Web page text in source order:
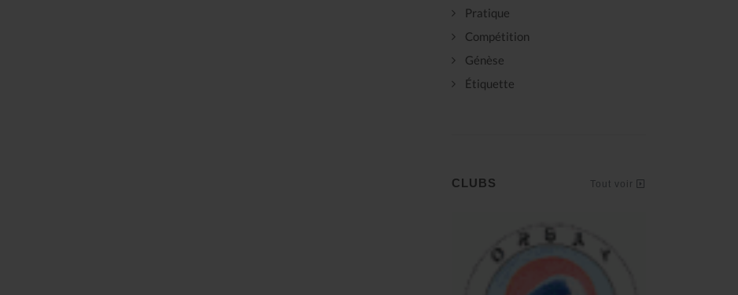
Pratique
Compétition
Génèse
Étiquette
CLUBS Tout voir